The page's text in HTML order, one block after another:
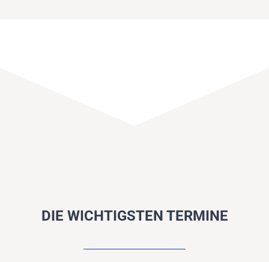
DIE WICHTIGSTEN TERMINE